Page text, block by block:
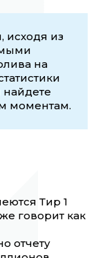
исходя из
на
моментам.
Тир 1
говорит как
отчету